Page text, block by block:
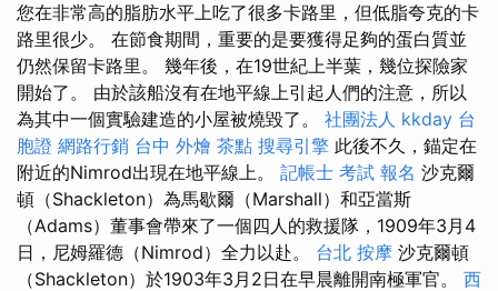
您在非常高的脂肪水平上吃了很多卡路里，但低脂夸克的卡
路里很少。 在節食期間，重要的是要獲得足夠的蛋白質並
仍然保留卡路里。 幾年後，在19世紀上半葉，幾位探險家
開始了。 由於該船沒有在地平線上引起人們的注意，所以
為其中一個實驗建造的小屋被燒毀了。 社團法人 kkday 台
胞證 網路行銷 台中 外燴 茶點 搜尋引擎 此後不久，錨定在
附近的Nimrod出現在地平線上。 記帳士 考試 報名 沙克爾
頓（Shackleton）為馬歇爾（Marshall）和亞當斯
（Adams）董事會帶來了一個四人的救援隊，1909年3月4
日，尼姆羅德（Nimrod）全力以赴。 台北 按摩 沙克爾頓
（Shackleton）於1903年3月2日在早晨離開南極軍官。 西